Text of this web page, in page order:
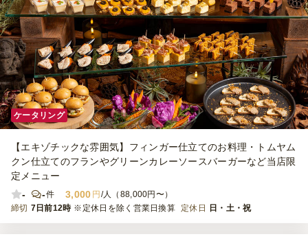
ケータリング
【エキゾチックな雰囲気】フィンガー仕立てのお料理・トムヤム
クン仕立てのフランやグリーンカレーソースバーガーなど当店限
定メニュー
-
-件 3,000 円 /人（88,000円〜）
締切 7日前12時 ※定休日を除く営業日換算 定休日 日・土・祝